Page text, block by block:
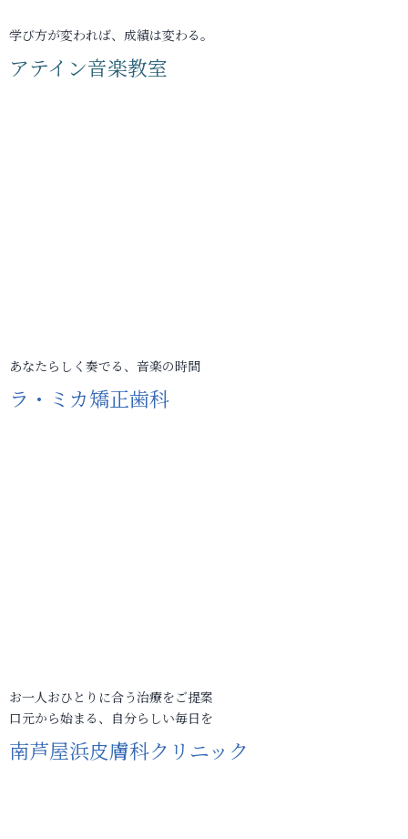
学び方が変われば、成績は変わる。
アテイン音楽教室
あなたらしく奏でる、音楽の時間
ラ・ミカ矯正歯科
お一人おひとりに合う治療をご提案
口元から始まる、自分らしい毎日を
南芦屋浜皮膚科クリニック